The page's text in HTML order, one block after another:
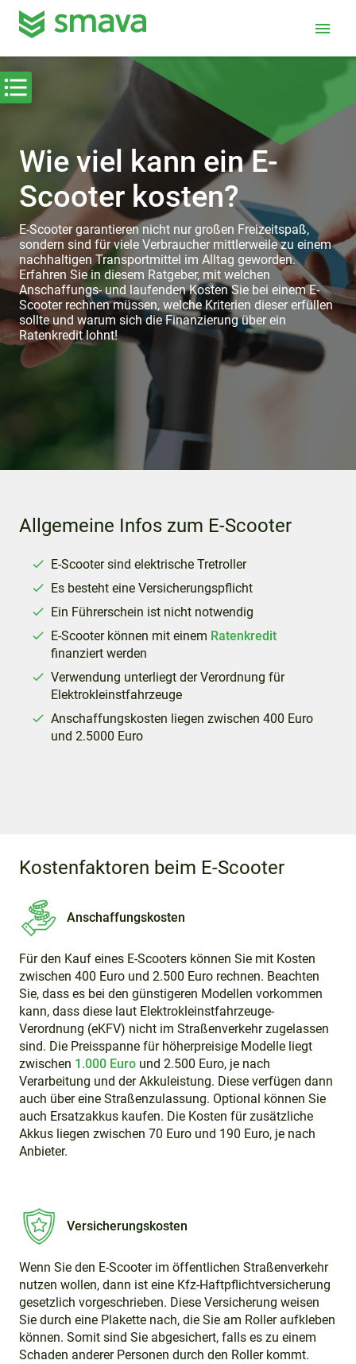
menu
Wie viel kann ein E-
Scooter kosten?
E-Scooter garantieren nicht nur großen Freizeitspaß,
sondern sind für viele Verbraucher mittlerweile zu einem
nachhaltigen Transportmittel im Alltag geworden.
Erfahren Sie in diesem Ratgeber, mit welchen
Anschaffungs- und laufenden Kosten Sie bei einem E-
Scooter rechnen müssen, welche Kriterien dieser erfüllen
sollte und warum sich die Finanzierung über ein
Ratenkredit lohnt!
Allgemeine Infos zum E-Scooter
E-Scooter sind elektrische Tretroller
Es besteht eine Versicherungspflicht
Ein Führerschein ist nicht notwendig
E-Scooter können mit einem Ratenkredit
finanziert werden
Verwendung unterliegt der Verordnung für
Elektrokleinstfahrzeuge
Anschaffungskosten liegen zwischen 400 Euro
und 2.5000 Euro
Kostenfaktoren beim E-Scooter
Anschaffungskosten
Für den Kauf eines E-Scooters können Sie mit Kosten
zwischen 400 Euro und 2.500 Euro rechnen. Beachten
Sie, dass es bei den günstigeren Modellen vorkommen
kann, dass diese laut Elektrokleinstfahrzeuge-
Verordnung (eKFV) nicht im Straßenverkehr zugelassen
sind. Die Preisspanne für höherpreisige Modelle liegt
zwischen 1.000 Euro und 2.500 Euro, je nach
Verarbeitung und der Akkuleistung. Diese verfügen dann
auch über eine Straßenzulassung. Optional können Sie
auch Ersatzakkus kaufen. Die Kosten für zusätzliche
Akkus liegen zwischen 70 Euro und 190 Euro, je nach
Anbieter.
Versicherungskosten
Wenn Sie den E-Scooter im öffentlichen Straßenverkehr
nutzen wollen, dann ist eine Kfz-Haftpflichtversicherung
gesetzlich vorgeschrieben. Diese Versicherung weisen
Sie durch eine Plakette nach, die Sie am Roller aufkleben
können. Somit sind Sie abgesichert, falls es zu einem
Schaden anderer Personen durch den Roller kommt.